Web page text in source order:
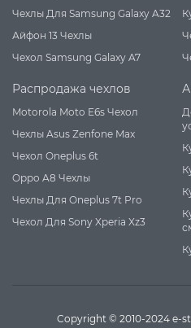
Чехлы Для Samsung Galaxy A32
Айфон 13 Чехлы
Чехол Samsung Galaxy A7
Распродажа чехлов
Motorola Moto E6s Чехол
Чехлы Asus Zenfone Max
Чехол Oneplus 6t
Oppo A8 Чехлы
Чехлы Для Oneplus 7t Pro
Чехол Для Sony Xperia Xz3
Copyright © 2010-2024 e-